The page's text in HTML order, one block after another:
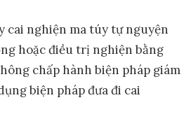
cai nghiện ma túy tự nguyện
hoặc điều trị nghiện bằng
chấp hành biện pháp giám
biện pháp đưa đi cai